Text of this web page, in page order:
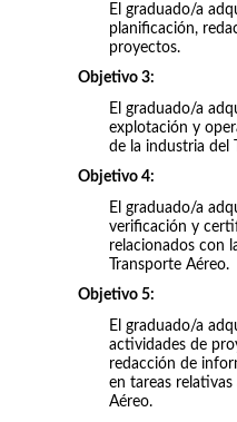
El graduado/a
planificación,
proyectos.
Objetivo 3:
El graduado/a
explotación y
de la industria del
Objetivo 4:
El graduado/a
verificación y
relacionados con
Transporte Aéreo.
Objetivo 5:
El graduado/a
actividades de
redacción de
en tareas
Aéreo.